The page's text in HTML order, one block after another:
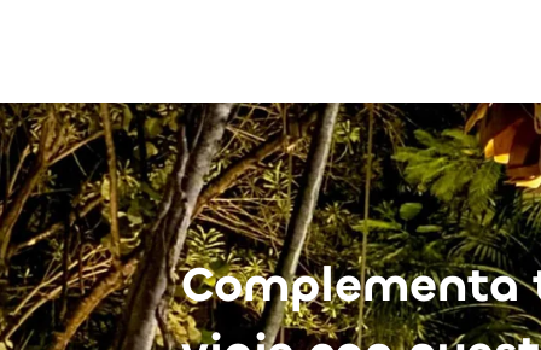
Complementa